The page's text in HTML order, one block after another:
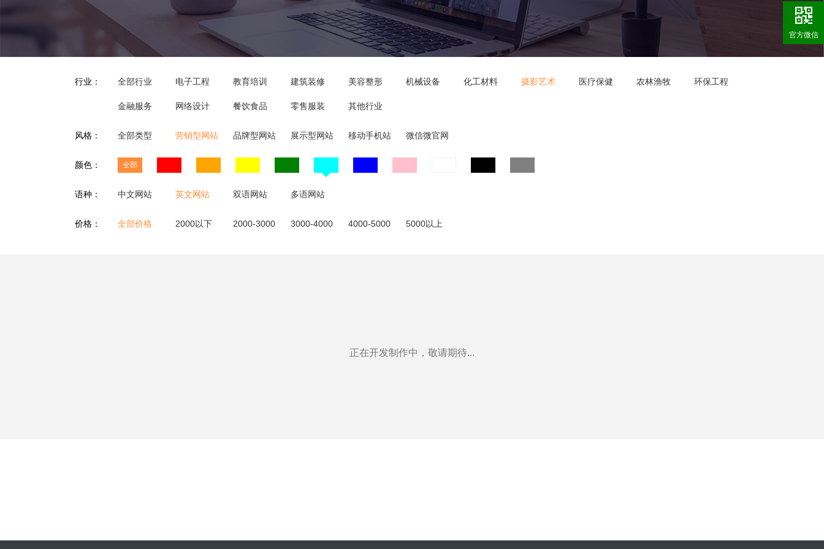
行业： 全部行业 电子工程 教育培训 建筑装修 美容整形 机械设备 化工材料 摄影艺术 医疗保健 农林渔牧 环保工程
金融服务 网络设计 餐饮食品 零售服装 其他行业
风格： 全部类型 营销型网站 品牌型网站 展示型网站 移动手机站 微信微官网
颜色： 全部
语种： 中文网站 英文网站 双语网站 多语网站
价格： 全部价格 2000以下 2000-3000 3000-4000 4000-5000 5000以上
正在开发制作中，敬请期待...
官方微信